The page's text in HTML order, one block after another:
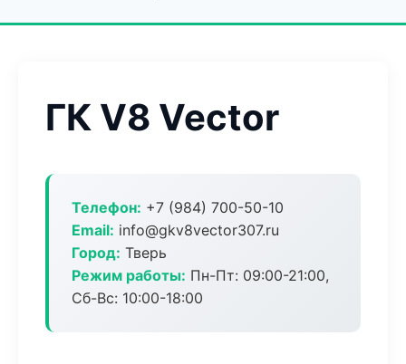
ГК V8 Vector
Телефон: +7 (984) 700-50-10
Email: info@gkv8vector307.ru
Город: Тверь
Режим работы: Пн-Пт: 09:00-21:00,
Сб-Вс: 10:00-18:00